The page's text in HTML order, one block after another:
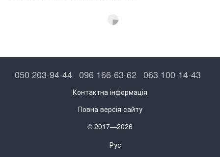
050 203-94-44 096 166-63-62 063 100-14-43
Контактна інформація
Повна версія сайту
© 2017—2026
Рус